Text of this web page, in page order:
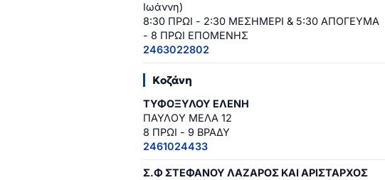
Ιωάννη)
8:30 ΠΡΩΙ - 2:30 ΜΕΣΗΜΕΡΙ & 5:30 ΑΠΟΓΕΥΜΑ
- 8 ΠΡΩΙ ΕΠΟΜΕΝΗΣ
2463022802
Κοζάνη
ΤΥΦΟΞΥΛΟΥ ΕΛΕΝΗ
ΠΑΥΛΟΥ ΜΕΛΑ 12
8 ΠΡΩΙ - 9 ΒΡΑΔΥ
2461024433
Σ.Φ ΣΤΕΦΑΝΟΥ ΛΑΖΑΡΟΣ ΚΑΙ ΑΡΙΣΤΑΡΧΟΣ